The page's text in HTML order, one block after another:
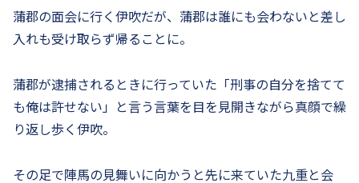
蒲郡の面会に行く伊吹だが、蒲郡は誰にも会わないと差し
入れも受け取らず帰ることに。
蒲郡が逮捕されるときに行っていた「刑事の自分を捨てて
も俺は許せない」と言う言葉を目を見開きながら真顔で繰
り返し歩く伊吹。
その足で陣馬の見舞いに向かうと先に来ていた九重と会